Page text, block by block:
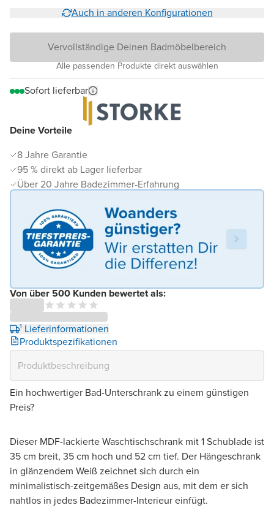
Deine Vorteile
8 Jahre Garantie
95 % direkt ab Lager lieferbar
Über 20 Jahre Badezimmer-Erfahrung
Von über 500 Kunden bewertet als:
¹ Lieferinformationen
Produktspezifikationen
Auch in anderen Konfigurationen
Vervollständige Deinen Badmöbelbereich
Alle passenden Produkte direkt auswählen
Sofort lieferbar
Ein hochwertiger Bad-Unterschrank zu einem günstigen
Preis?
Dieser MDF-lackierte Waschtischschrank mit 1 Schublade ist
35 cm breit, 35 cm hoch und 52 cm tief. Der Hängeschrank
in glänzendem Weiß zeichnet sich durch ein
minimalistisch-zeitgemäßes Design aus, mit dem er sich
nahtlos in jedes Badezimmer-Interieur einfügt.